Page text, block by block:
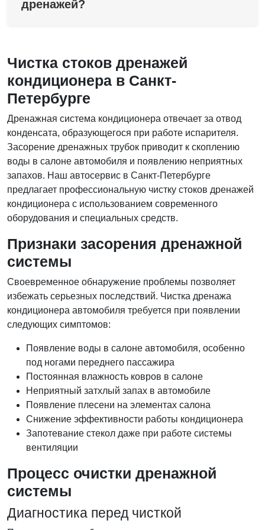
дренажей?
Чистка стоков дренажей
кондиционера в Санкт-
Петербурге
Дренажная система кондиционера отвечает за отвод
конденсата, образующегося при работе испарителя.
Засорение дренажных трубок приводит к скоплению
воды в салоне автомобиля и появлению неприятных
запахов. Наш автосервис в Санкт-Петербурге
предлагает профессиональную чистку стоков дренажей
кондиционера с использованием современного
оборудования и специальных средств.
Признаки засорения дренажной
системы
Своевременное обнаружение проблемы позволяет
избежать серьезных последствий. Чистка дренажа
кондиционера автомобиля требуется при появлении
следующих симптомов:
Появление воды в салоне автомобиля, особенно
под ногами переднего пассажира
Постоянная влажность ковров в салоне
Неприятный затхлый запах в автомобиле
Появление плесени на элементах салона
Снижение эффективности работы кондиционера
Запотевание стекол даже при работе системы
вентиляции
Процесс очистки дренажной
системы
Диагностика перед чисткой